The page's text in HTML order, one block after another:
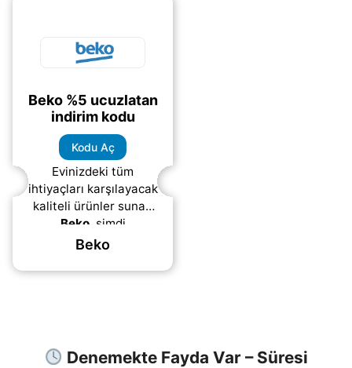
Beko %5 ucuzlatan
indirim kodu
Kodu Aç
Evinizdeki tüm
ihtiyaçları karşılayacak
kaliteli ürünler sunan
Beko, şimdi
alışverişinizi çok daha
“BEKO5”indirim kodu
Beko
Denemekte Fayda Var – Süresi